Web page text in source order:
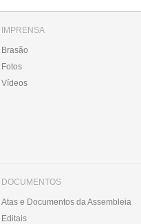
IMPRENSA
Brasão
Fotos
Vídeos
DOCUMENTOS
Atas e Documentos da Assembleia
Editais